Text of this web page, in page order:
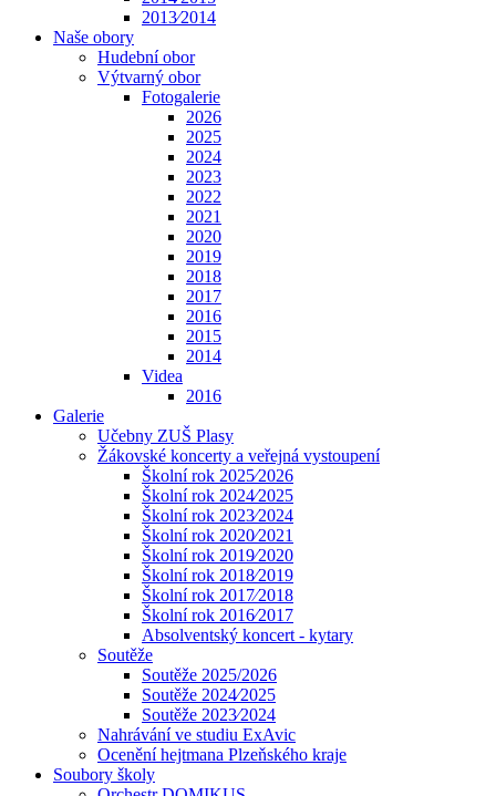
2013⁄2014
Naše obory
Hudební obor
Výtvarný obor
Fotogalerie
2026
2025
2024
2023
2022
2021
2020
2019
2018
2017
2016
2015
2014
Videa
2016
Galerie
Učebny ZUŠ Plasy
Žákovské koncerty a veřejná vystoupení
Školní rok 2025⁄2026
Školní rok 2024⁄2025
Školní rok 2023⁄2024
Školní rok 2020⁄2021
Školní rok 2019⁄2020
Školní rok 2018⁄2019
Školní rok 2017⁄2018
Školní rok 2016⁄2017
Absolventský koncert - kytary
Soutěže
Soutěže 2025/2026
Soutěže 2024⁄2025
Soutěže 2023⁄2024
Nahrávání ve studiu ExAvic
Ocenění hejtmana Plzeňského kraje
Soubory školy